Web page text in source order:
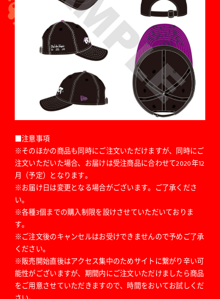
■注意事項
※そのほかの商品も同時にご注文いただけますが、同時にご
注文いただいた場合、お届けは受注商品に合わせて2020年12
月（予定）となります。
※お届け日は変更となる場合がございます。ご了承くださ
い。
※各種3個までの購入制限を設けさせていただいておりま
す。
※ご注文後のキャンセルはお受けできませんので予めご了承
ください。
※販売開始直後はアクセス集中のためサイトに繋がり辛い可
能性がございますが、期間内にご注文いただけましたら商品
をご用意させていただきますので、時間をおいてお試しくだ